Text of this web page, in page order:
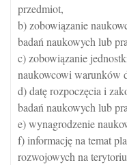
przedmiot,
b) zobowiązanie
badań naukowych lub
c) zobowiązanie
naukowcowi warunków
d) datę rozpoczęcia i
badań naukowych lub
e) wynagrodzenie
f) informację na temat
rozwojowych na